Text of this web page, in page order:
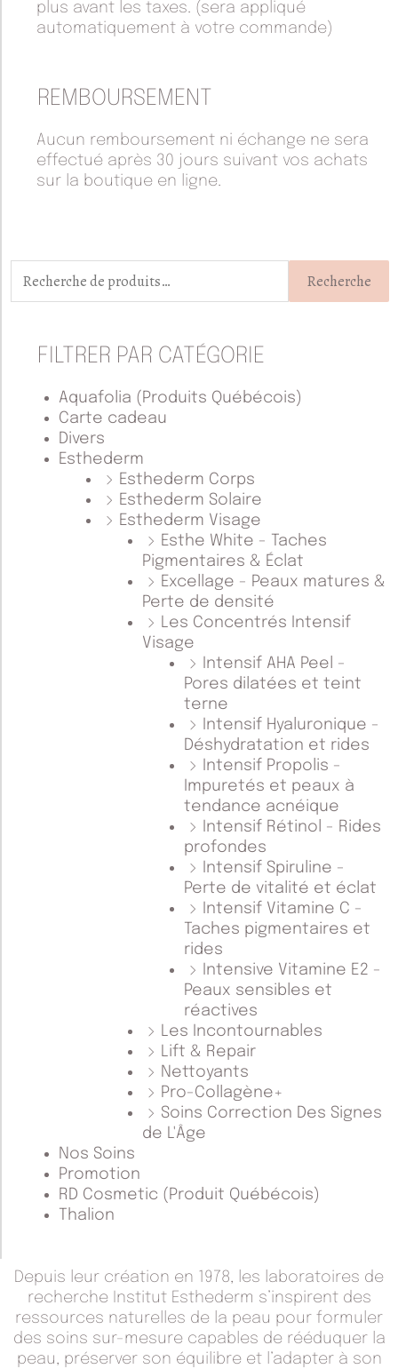
Depuis leur création en 1978, les laboratoires de
recherche Institut Esthederm s’inspirent des
ressources naturelles de la peau pour formuler
des soins sur-mesure capables de rééduquer la
peau, préserver son équilibre et l’adapter à son
plus avant les taxes. (sera appliqué
automatiquement à votre commande)
REMBOURSEMENT
Aucun remboursement ni échange ne sera
effectué après 30 jours suivant vos achats
sur la boutique en ligne.
Recherche
FILTRER PAR CATÉGORIE
Aquafolia (Produits Québécois)
Carte cadeau
Divers
Esthederm
Esthederm Corps
Esthederm Solaire
Esthederm Visage
Esthe White - Taches
Pigmentaires & Éclat
Excellage - Peaux matures &
Perte de densité
Les Concentrés Intensif
Visage
Intensif AHA Peel -
Pores dilatées et teint
terne
Intensif Hyaluronique -
Déshydratation et rides
Intensif Propolis -
Impuretés et peaux à
tendance acnéique
Intensif Rétinol - Rides
profondes
Intensif Spiruline -
Perte de vitalité et éclat
Intensif Vitamine C -
Taches pigmentaires et
rides
Intensive Vitamine E2 -
Peaux sensibles et
réactives
Les Incontournables
Lift & Repair
Nettoyants
Pro-Collagène+
Soins Correction Des Signes
de L'Âge
Nos Soins
Promotion
RD Cosmetic (Produit Québécois)
Thalion